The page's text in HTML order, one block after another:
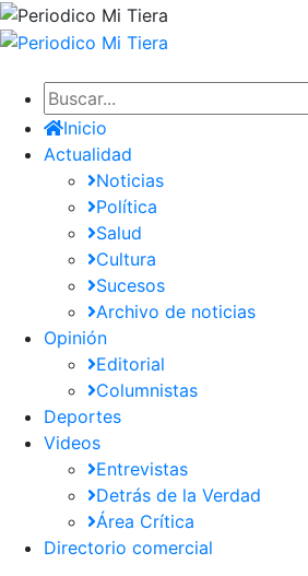
Pasar
al
principal
Inicio
Actualidad
Noticias
Política
Salud
Cultura
Sucesos
Archivo de noticias
Opinión
Editorial
Columnistas
Deportes
Videos
Entrevistas
Detrás de la Verdad
Área Crítica
Directorio comercial